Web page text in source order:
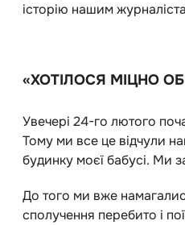
історію нашим
«ХОТІЛОСЯ МІЦНО
Увечері 24-го лютого
Тому ми все це відчули
будинку моєї бабусі. Ми
До того ми вже
сполучення перебито і